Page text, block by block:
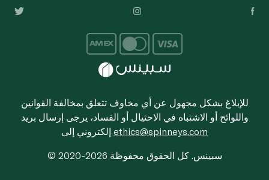
للإبلاغ بشكل مجهول عن أي مخاوف تتعلق بمخالفة القوانين
واللوائح أو الاشتباه في الاحتيال أو الفساد، يرجى إرسال بريد
ethics@spinneys.com
© 2020-2026 سبينس. كل الحقوق محفوظة